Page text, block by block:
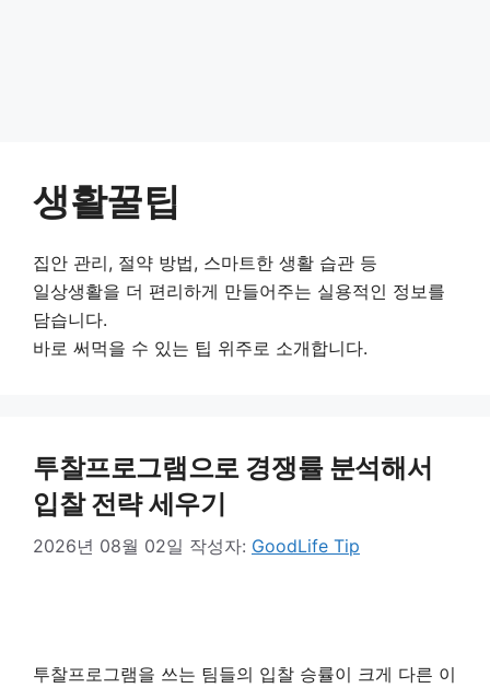
생활꿀팁
집안 관리, 절약 방법, 스마트한 생활 습관 등
일상생활을 더 편리하게 만들어주는 실용적인 정보를
담습니다.
바로 써먹을 수 있는 팁 위주로 소개합니다.
투찰프로그램으로 경쟁률 분석해서
입찰 전략 세우기
2026년 08월 02일 작성자: GoodLife Tip
투찰프로그램을 쓰는 팀들의 입찰 승률이 크게 다른 이